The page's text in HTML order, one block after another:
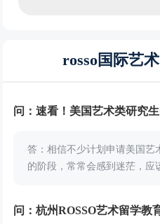
rosso国际艺
问：速看！美国艺术类研究
答：相信不少计划申请美国艺
的阶段，常常会感到迷茫，应
问：杭州ROSSO艺术留学教